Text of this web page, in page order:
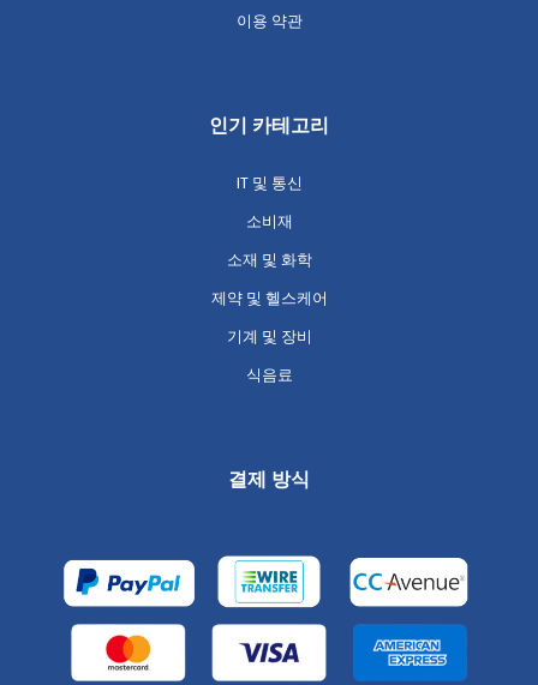
이용 약관
인기 카테고리
IT 및 통신
소비재
소재 및 화학
제약 및 헬스케어
기계 및 장비
식음료
결제 방식